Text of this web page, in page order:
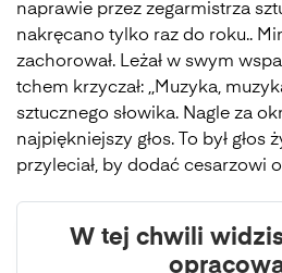
naprawie przez zegarmistrza
nakręcano tylko raz do roku..
zachorował. Leżał w swym
tchem krzyczał: ,,Muzyka,
sztucznego słowika. Nagle za
najpiękniejszy głos. To był głos
przyleciał, by dodać cesarzowi
W tej chwili